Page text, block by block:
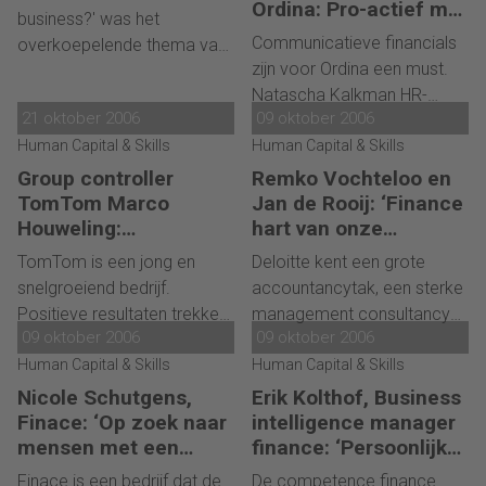
business?' was het
overkoepelende thema van
op die vraag duidelijk
antwoord gegeven.
Bedrijven hebben zich
aangepast aan de
verscherpte controle-eisen
en nu de economie aantrekt,
zijn CFO's weer 'in business'.
Zij het dat zaken als
corporate governance nog
steeds de nodige aandacht
Ordina: Pro-actief met
een persoonlijke noot.
Communicatieve financials
zijn voor Ordina een must.
Natascha Kalkman HR-
adviseur en Bram Verhagen
Recruiter vertellen waarom.
21 oktober 2006
Human Capital & Skills
Group controller
TomTom Marco
Houweling:
‘Spijkerbroek en
multicultureel’
TomTom is een jong en
snelgroeiend bedrijf.
Positieve resultaten trekken
nieuw personeel aan. Group
controller Marco Houweling:
'Financials bepalen mede de
koers.'
09 oktober 2006
Human Capital & Skills
Remko Vochteloo en
Jan de Rooij: ‘Finance
hart van onze
business’
Deloitte kent een grote
accountancytak, een sterke
management consultancy
praktijk en een fikse interne
financiële organisatie.
'Finance zit ons in de genen.'
Een gesprek met Remko
Vochteloo
(concerncontroller) en Jan
09 oktober 2006
Human Capital & Skills
Nicole Schutgens,
Finace: ‘Op zoek naar
mensen met een
handen-uit-de-
Finace is een bedrijf dat de
09 oktober 2006
Human Capital & Skills
Erik Kolthof, Business
intelligence manager
finance: ‘Persoonlijke
ontwikkeling, klant- en
De competence finance